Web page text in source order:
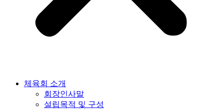
체육회 소개
회장인사말
설립목적 및 구성